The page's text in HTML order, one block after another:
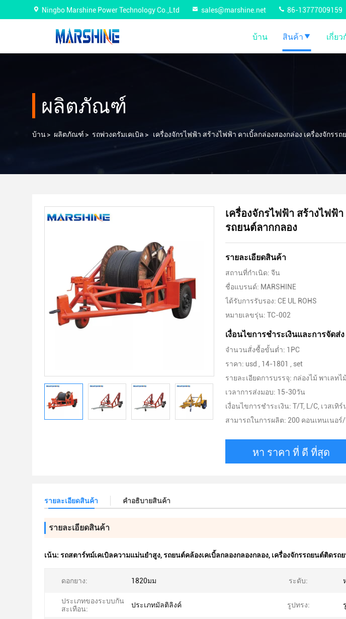
Ningbo Marshine Power Technology Co.,Ltd sales@marshine.net 86-13777009159
บ้าน สินค้า เกี่ยว
ผลิตภัณฑ์
บ้าน> ผลิตภัณฑ์ > รถพ่วงดรัมเคเบิล > เครื่องจักรไฟฟ้า สร้างไฟฟ้า คาเบิ้ลกล่องสองกล่อง เครื่องจักรร
เครื่องจักรไฟฟ้า สร้างไฟฟ้
รถยนต์ลากกลอง
รายละเอียดสินค้า
สถานที่กำเนิด: จีน
ชื่อแบรนด์: MARSHINE
ได้รับการรับรอง: CE UL ROHS
หมายเลขรุ่น: TC-002
เงื่อนไขการชําระเงินและการจัดส่ง
จำนวนสั่งซื้อขั้นต่ำ: 1PC
ราคา: usd , 14-1801 , set
รายละเอียดการบรรจุ: กล่องไม้ พาเลทไม้
เวลาการส่งมอบ: 15-30วัน
เงื่อนไขการชำระเงิน: T/T, L/C, เวสเทิ
สามารถในการผลิต: 200 คอนเทนเนอร์
หา ราคา ที่ ดี ที่สุด
รายละเอียดสินค้า คําอธิบายสินค้า
รายละเอียดสินค้า
เน้น: รถสตาร์ทม์เคเบิลความแม่นยําสูง,รถยนต์คล้องเคเบิ้ลกลองกลองกลอง, เครื่องจักรรถยนต์ติดรถ
ดอกยาง: 1820มม ระดับ:
ประเภทของระบบกัน
สะเทือน:
ประเภทมัลติลิงค์ รูปทรง: